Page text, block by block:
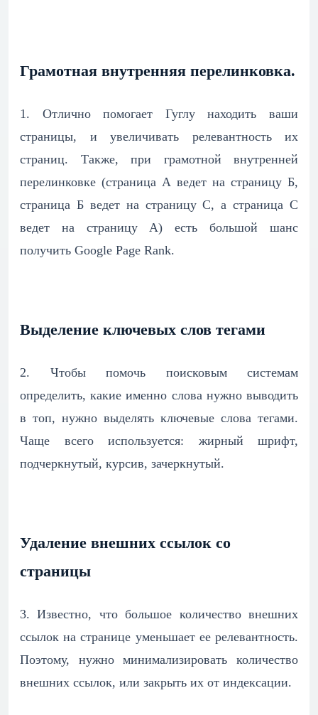
Грамотная внутренняя перелинковка.
1. Отлично помогает Гуглу находить ваши
страницы, и увеличивать релевантность их
страниц. Также, при грамотной внутренней
перелинковке (страница А ведет на страницу Б,
страница Б ведет на страницу С, а страница С
ведет на страницу А) есть большой шанс
получить Google Page Rank.
Выделение ключевых слов тегами
2. Чтобы помочь поисковым системам
определить, какие именно слова нужно выводить
в топ, нужно выделять ключевые слова тегами.
Чаще всего используется: жирный шрифт,
подчеркнутый, курсив, зачеркнутый.
Удаление внешних ссылок со
страницы
3.Известно, что большое количество внешних
ссылок на странице уменьшает ее релевантность.
Поэтому, нужно минимализировать количество
внешних ссылок, или закрыть их от индексации.